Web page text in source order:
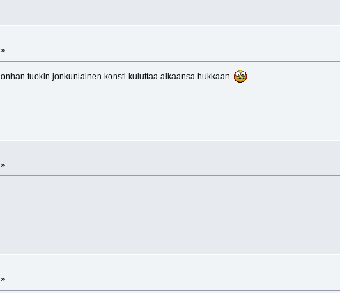
tuokin jonkunlainen konsti kuluttaa aikaansa hukkaan